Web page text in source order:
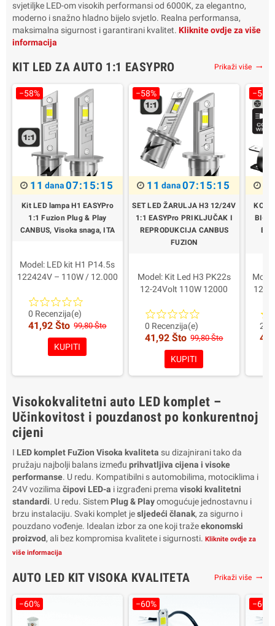
svjetiljke LED-om visokih performansi od 6000K, za elegantno,
moderno i snažno hladno bijelo svjetlo. Realna performansa,
maksimalna sigurnost i garantirani kvalitet. Kliknite ovdje za više
informacija
KIT LED ZA AUTO 1:1 EASYPRO Prikaži više trending_flat
−58%
11 dana07:15:14
Kit LED lampa H1 EASYPro
1:1 Fuzion Plug & Play
CANBUS, Visoka snaga, ITA
Model: LED kit H1 P14.5s
122424V – 110W / 12.000
Sljedeća opcija: 55W 6.000
6.000 lumena
Tehnologija: LED 1:1 Plug &
Play s ugrađenim CANBUS
sustavom – nije potreban
Kompatibilnost: Sljedeći
Boja svjetlosti: Hladno bijelo
6000K
Prednosti: Najveća
vidljivost u svim uvjetima na
cesti i u svim vremenskim
uvjetima
Određivanje: Slika na
kućištu – Europski
standard E4/E13
Sadržaj pakiranja: 2 LED
svjetiljke
Garancija: 2 godine
0 Recenzija(e)
41,92 Što 99,80 Što
KUPITI
−58%
11 dana07:15:14
SET LED ŽARULJA H3 12/24V
1:1 EASYPro PRIKLJUČAK I
REPRODUKCIJA CANBUS
FUZION
Model: Kit Led H3 PK22s
12-24Volt 110W 12000
Snaga za svjetiljku: 55W
6000 Lumen
Glavna značajka: Led 1:1
Plug & Play
Kompatibilnost: Lentikula i
parabola
Prednosti: Više svjetlosti u
svim
prometnim/klimatskim
Europski homologacijski
znak na tijelu
Pakovanje: 2 svjetiljke
Garancija 2 godine
0 Recenzija(e)
41,92 Što 99,80 Što
KUPITI
−58%
BI-
12-
2
Visokokvalitetni auto LED komplet –
Učinkovitost i pouzdanost po konkurentnoj
cijeni
I LED komplet FuZion Visoka kvaliteta su dizajnirani tako da
pružaju najbolji balans između prihvatljiva cijena i visoke
performanse. U redu. Kompatibilni s automobilima, motociklima i
24V vozilima čipovi LED-a i izgrađeni prema visoki kvalitetni
standardi. U redu. Sistem Plug & Playomogućuje jednostavnu i
brzu instalaciju. Svaki komplet jesljedeći članak, za sigurno i
pouzdano vođenje. Idealan izbor za one koji tražeekonomski
proizvod, ali bez kompromisa kvalitete i sigurnosti. Kliknite ovdje za
više informacija
AUTO LED KIT VISOKA KVALITETA Prikaži više trending_flat
−60% −60% −60%